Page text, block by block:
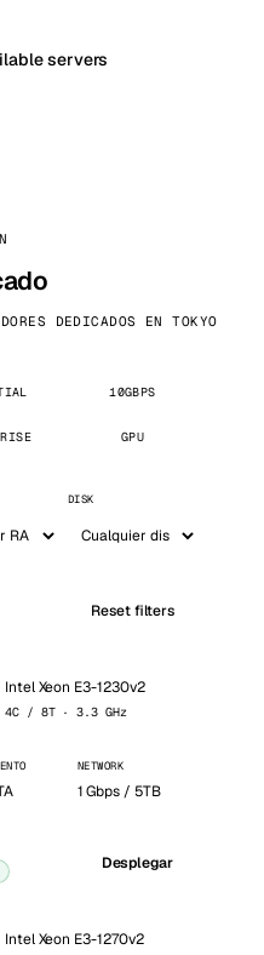
servers
DEDICADOS EN TOKYO
10GBPS
GPU
DISK
Reset filters
Intel Xeon E3-1230v2
4C / 8T · 3.3 GHz
NETWORK
1 Gbps / 5TB
Desplegar
Intel Xeon E3-1270v2